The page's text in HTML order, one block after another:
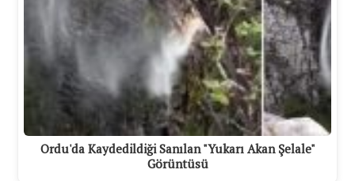
Ordu'da Kaydedildiği Sanılan "Yukarı Akan Şelale"
Görüntüsü